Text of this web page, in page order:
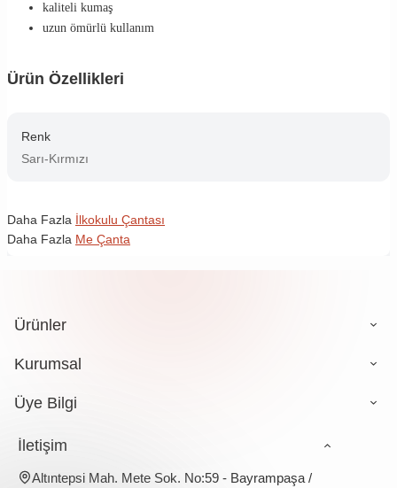
kaliteli kumaş
uzun ömürlü kullanım
Ürün Özellikleri
Renk
Sarı-Kırmızı
Daha Fazla İlkokulu Çantası
Daha Fazla Me Çanta
Ürünler
Kurumsal
Üye Bilgi
İletişim
Altıntepsi Mah. Mete Sok. No:59 - Bayrampaşa /